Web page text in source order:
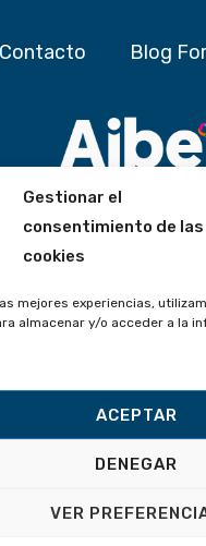
Gestionar el
consentimiento de las
cookies
mejores experiencias,
almacenar y/o acceder a la
ACEPTAR
DENEGAR
VER
Contacto Blog
Políticas de Aibe
Grupo Aibe
de Privacidad y Datos